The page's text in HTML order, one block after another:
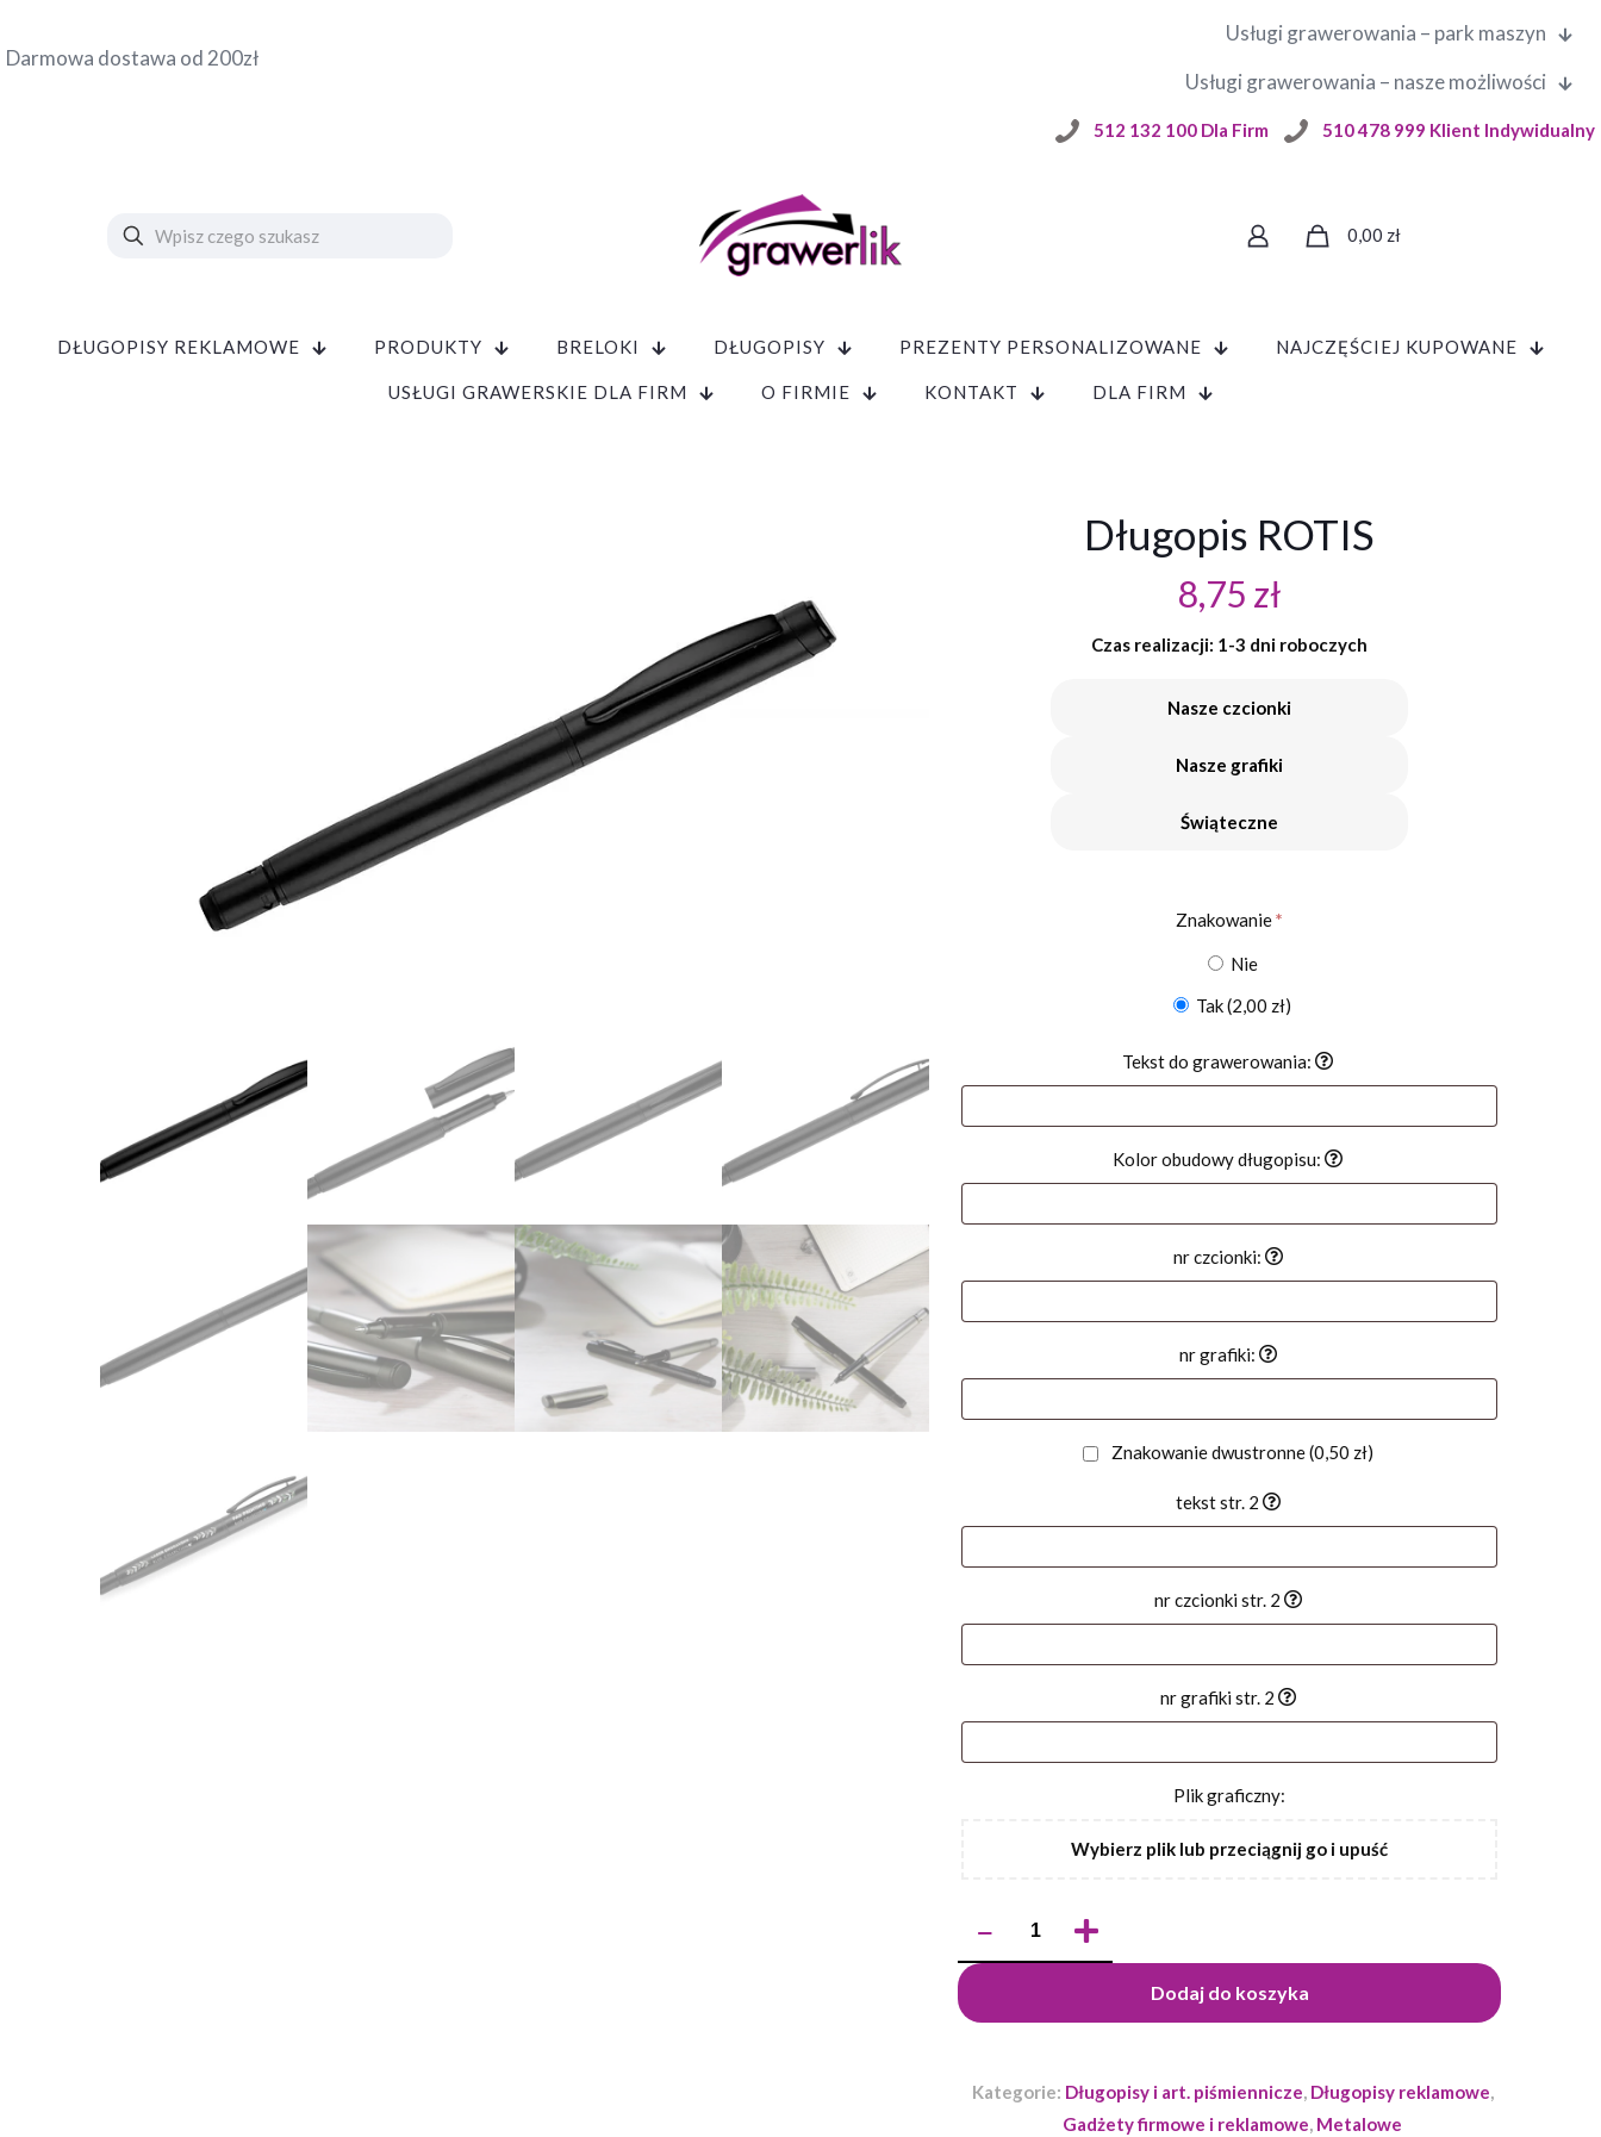
Darmowa dostawa od 200zł
Usługi grawerowania – park maszyn
Usługi grawerowania – nasze możliwości
512 132 100 Dla Firm 510 478 999 Klient Indywidualny
0,00 zł
DŁUGOPISY REKLAMOWE PRODUKTY BRELOKI DŁUGOPISY PREZENTY PERSONALIZOWANE NAJCZĘŚCIEJ KUPOWANE
USŁUGI GRAWERSKIE DLA FIRM O FIRMIE KONTAKT DLA FIRM
Długopis ROTIS
8,75 zł
Czas realizacji: 1-3 dni roboczych
Nasze czcionki
Nasze grafiki
Świąteczne
Znakowanie*
Nie
Tak(2,00 zł)
Tekst do grawerowania:
Kolor obudowy długopisu:
nr czcionki:
nr grafiki:
Znakowanie dwustronne(0,50 zł)
tekst str. 2
nr czcionki str. 2
nr grafiki str. 2
Plik graficzny:
Wybierz plik lub przeciągnij go i upuść
ROTIS
Dodaj do koszyka
Kategorie: Długopisy i art. piśmiennicze, Długopisy reklamowe,
Gadżety firmowe i reklamowe, Metalowe